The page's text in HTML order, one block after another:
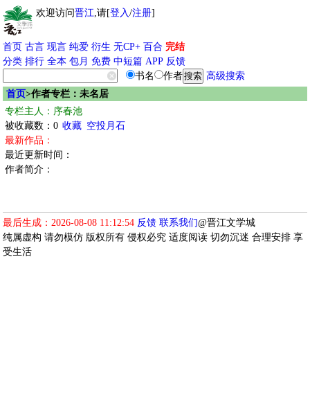
欢迎访问晋江,请[登入/注册]
首页 古言 现言 纯爱 衍生 无CP+ 百合 完结
分类 排行 全本 包月 免费 中短篇 APP 反馈
书名
作者
高级搜索
首页>作者专栏：未名居
专栏主人：序春池
被收藏数：0 收藏 空投月石
最新作品：
最近更新时间：
作者简介：
最后生成：2026-08-08 11:12:54 反馈 联系我们@晋江文学城
纯属虚构 请勿模仿 版权所有 侵权必究 适度阅读 切勿沉迷 合理安排 享
受生活